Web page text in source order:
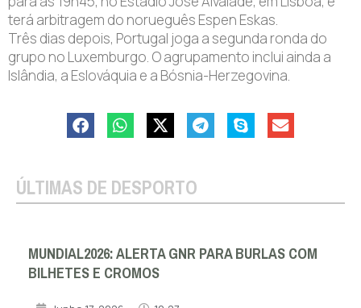
terá arbitragem do norueguês Espen Eskas.
Três dias depois, Portugal joga a segunda ronda do
grupo no Luxemburgo. O agrupamento inclui ainda a
Islândia, a Eslováquia e a Bósnia-Herzegovina.
ÚLTIMAS DE DESPORTO
MUNDIAL2026: ALERTA GNR PARA BURLAS COM
BILHETES E CROMOS